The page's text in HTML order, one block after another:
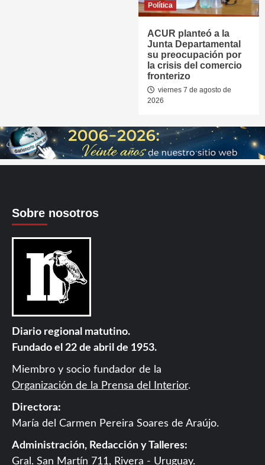
Política
ACUR planteó a la
Junta Departamental
su preocupación por
la crisis del comercio
fronterizo
viernes 7 de agosto de
2026
Sobre nosotros
Diario regional matutino.
Fundado el 22 de abril de 1953.
Miembro y socio fundador de la
Organización de la Prensa del Interior.
Directora:
María del Carmen Pereira Soares de Araújo.
Administración, Redacción y Talleres:
Gral. San Martín 711, Rivera - Uruguay.